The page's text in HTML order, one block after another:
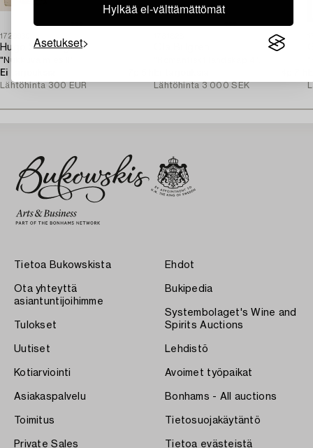
Hylkää ei-välttämättömät
Asetukset
1729939
Hugo Simberg
"Nukkuva mies II".
Ei tarjouksia
Lähtöhinta 300 EUR
Lähtöhinta 3 000 SEK
Tietoa Bukowskista
Ota yhteyttä
asiantuntijoihimme
Tulokset
Uutiset
Kotiarviointi
Asiakaspalvelu
Toimitus
Private Sales
Ehdot
Bukipedia
Systembolaget's Wine and
Spirits Auctions
Lehdistö
Avoimet työpaikat
Bonhams - All auctions
Tietosuojakäytäntö
Tietoa evästeistä